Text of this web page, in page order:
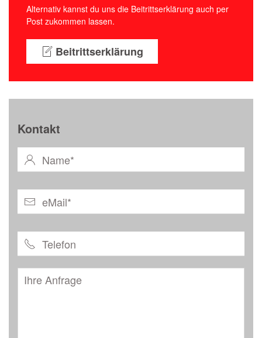
Alternativ kannst du uns die Beitrittserklärung auch per
Post zukommen lassen.
Beitrittserklärung
Kontakt